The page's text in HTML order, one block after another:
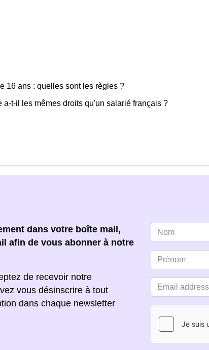
16 ans : quelles sont les règles ?
t-il les mêmes droits qu'un salarié français ?
dans votre boîte mail,
afin de vous abonner à notre
de recevoir notre
vous désinscrire à tout
dans chaque newsletter